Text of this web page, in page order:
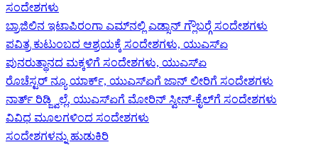
ಸಂದೇಶಗಳು
ಬ್ರಾಜಿಲಿನ ಇಟಾಪಿರಂಗಾ ಎಮ್‌ನಲ್ಲಿ ಎಡ್ಸಾನ್ ಗ್ಲೌಬರ್‍ಗೆ ಸಂದೇಶಗಳು
ಪವಿತ್ರ ಕುಟುಂಬದ ಆಶ್ರಯಕ್ಕೆ ಸಂದೇಶಗಳು, ಯುಎಸ್‌ಏ
ಪುನರುತ್ಥಾನದ ಮಕ್ಕಳಿಗೆ ಸಂದೇಶಗಳು, ಯುಎಸ್‌ಏ
ರೊಚೆಸ್ಟರ್ ನ್ಯೂ ಯಾರ್ಕ್, ಯುಎಸ್‌ಏ‍ಗೆ ಜಾನ್ ಲೀರಿ‍ಗೆ ಸಂದೇಶಗಳು
ನಾರ್ತ್ ರಿಡ್ಜ್ವಿಲ್ಲೆ, ಯುಎಸ್‌ಏ‍ಗೆ ಮೋರಿನ್ ಸ್ವೀನ್-ಕೈಲ್‍ಗೆ ಸಂದೇಶಗಳು
ವಿವಿಧ ಮೂಲಗಳಿಂದ ಸಂದೇಶಗಳು
ಸಂದೇಶಗಳನ್ನು ಹುಡುಕಿರಿ